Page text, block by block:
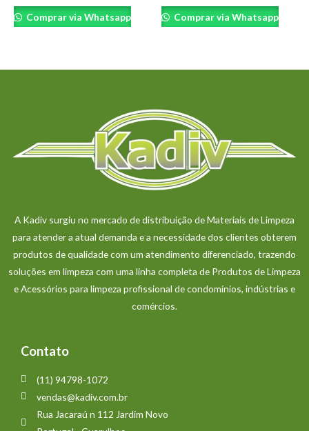
Comprar via Whatsapp Comprar via Whatsapp
A Kadiv surgiu no mercado de distribuição de Materiais de Limpeza
para atender a atual demanda e a necessidade dos clientes obterem
produtos de qualidade com um atendimento diferenciado, trazendo
soluções em limpeza com uma linha completa de Produtos de Limpeza
e Acessórios para limpeza profissional de condomínios, indústrias e
comércios.
Contato
(11) 94798-1072
vendas@kadiv.com.br
Rua Jacaraú n 112 Jardim Novo